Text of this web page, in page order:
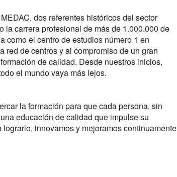
dos referentes históricos del sector
carrera profesional de más de 1.000.000 de
como el centro de estudios número 1 en
red de centros y al compromiso de un gran
de calidad. Desde nuestros inicios,
el mundo vaya más lejos.
la formación para que cada persona, sin
educación de calidad que impulse su
innovamos y mejoramos continuamente